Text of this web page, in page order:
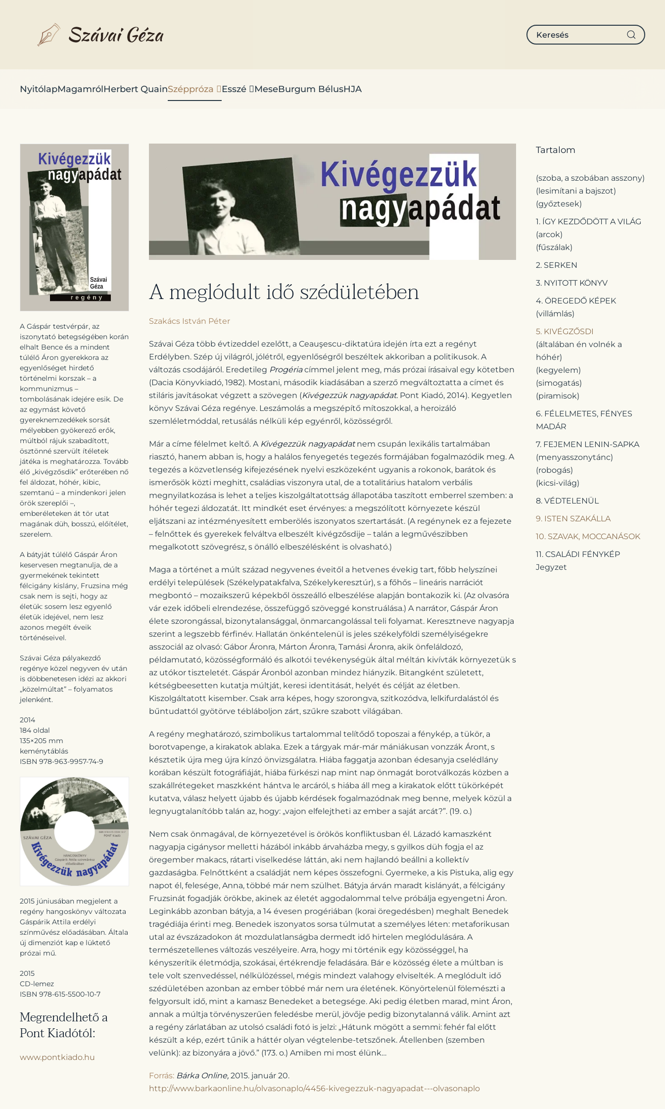
Fő tartalom átugrása
NyitólapMagamrólHerbert QuainSzéppróza Esszé MeseBurgum BélusHJA
A Gáspár testvérpár, az
iszonytató betegségében korán
elhalt Bence és a mindent
túlélő Áron gyerekkora az
egyenlőséget hirdető
történelmi korszak – a
kommunizmus –
tombolásának idejére esik. De
az egymást követő
gyereknemzedékek sorsát
mélyebben gyökerező erők,
múltból rájuk szabadított,
ösztönné szervült ítéletek
játéka is meghatározza. Tovább
élő „kivégzősdik” erőterében nő
fel áldozat, hóhér, kibic,
szemtanú – a mindenkori jelen
örök szereplői –,
emberéleteken át tör utat
magának düh, bosszú, előítélet,
szerelem.
A bátyját túlélő Gáspár Áron
keservesen megtanulja, de a
gyermekének tekintett
félcigány kislány, Fruzsina még
csak nem is sejti, hogy az
életük: sosem lesz egyenlő
életük idejével, nem lesz
azonos megélt éveik
történéseivel.
Szávai Géza pályakezdő
regénye közel negyven év után
is döbbenetesen idézi az akkori
„közelmúltat” – folyamatos
jelenként.
2014
184 oldal
135×205 mm
keménytáblás
ISBN 978-963-9957-74-9
2015 júniusában megjelent a
regény hangoskönyv változata
Gáspárik Attila erdélyi
színművész előadásában. Általa
új dimenziót kap e lüktető
prózai mű.
2015
CD-lemez
ISBN 978-615-5500-10-7
Megrendelhető a
Pont Kiadótól:
www.pontkiado.hu
A meglódult idő szédületében
Szakács István Péter
Szávai Géza több évtizeddel ezelőtt, a Ceauşescu-diktatúra idején írta ezt a regényt
Erdélyben. Szép új világról, jólétről, egyenlőségről beszéltek akkoriban a politikusok. A
változás csodájáról. Eredetileg Progériacímmel jelent meg, más prózai írásaival egy kötetben
(Dacia Könyvkiadó, 1982). Mostani, második kiadásában a szerző megváltoztatta a címet és
stiláris javításokat végzett a szövegen (Kivégezzük nagyapádat.Pont Kiadó, 2014). Kegyetlen
könyv Szávai Géza regénye. Leszámolás a megszépítő mítoszokkal, a heroizáló
szemléletmóddal, retusálás nélküli kép egyénről, közösségről.
Már a címe félelmet keltő. A Kivégezzük nagyapádatnem csupán lexikális tartalmában
riasztó, hanem abban is, hogy a halálos fenyegetés tegezés formájában fogalmazódik meg. A
tegezés a közvetlenség kifejezésének nyelvi eszközeként ugyanis a rokonok, barátok és
ismerősök közti meghitt, családias viszonyra utal, de a totalitárius hatalom verbális
megnyilatkozása is lehet a teljes kiszolgáltatottság állapotába taszított emberrel szemben: a
hóhér tegezi áldozatát. Itt mindkét eset érvényes: a megszólított környezete készül
eljátszani az intézményesített emberölés iszonyatos szertartását. (A regénynek ez a fejezete
– felnőttek és gyerekek felváltva elbeszélt kivégzősdije – talán a legművészibben
megalkotott szövegrész, s önálló elbeszélésként is olvasható.)
Maga a történet a múlt század negyvenes éveitől a hetvenes évekig tart, főbb helyszínei
erdélyi települések (Székelypatakfalva, Székelykeresztúr), s a főhős – lineáris narrációt
megbontó – mozaikszerű képekből összeálló elbeszélése alapján bontakozik ki. (Az olvasóra
vár ezek időbeli elrendezése, összefüggő szöveggé konstruálása.) A narrátor, Gáspár Áron
élete szorongással, bizonytalansággal, önmarcangolással teli folyamat. Keresztneve nagyapja
szerint a legszebb férfinév. Hallatán önkéntelenül is jeles székelyföldi személyiségekre
asszociál az olvasó: Gábor Áronra, Márton Áronra, Tamási Áronra, akik önfeláldozó,
példamutató, közösségformáló és alkotói tevékenységük által méltán kivívták környezetük s
az utókor tiszteletét. Gáspár Áronból azonban mindez hiányzik. Bitangként született,
kétségbeesetten kutatja múltját, keresi identitását, helyét és célját az életben.
Kiszolgáltatott kisember. Csak arra képes, hogy szorongva, szitkozódva, lelkifurdalástól és
bűntudattól gyötörve tébláboljon zárt, szűkre szabott világában.
A regény meghatározó, szimbolikus tartalommal telítődő toposzai a fénykép, a tükör, a
borotvapenge, a kirakatok ablaka. Ezek a tárgyak már-már mániákusan vonzzák Áront, s
késztetik újra meg újra kínzó önvizsgálatra. Hiába faggatja azonban édesanyja cselédlány
korában készült fotográfiáját, hiába fürkészi nap mint nap önmagát borotválkozás közben a
szakállrétegeket maszkként hántva le arcáról, s hiába áll meg a kirakatok előtt tükörképét
kutatva, válasz helyett újabb és újabb kérdések fogalmazódnak meg benne, melyek közül a
legnyugtalanítóbb talán az, hogy: „vajon elfelejtheti az ember a saját arcát?”. (19. o.)
Nem csak önmagával, de környezetével is örökös konfliktusban él. Lázadó kamaszként
nagyapja cigánysor melletti házából inkább árvaházba megy, s gyilkos düh fogja el az
öregember makacs, rátarti viselkedése láttán, aki nem hajlandó beállni a kollektív
gazdaságba. Felnőttként a családját nem képes összefogni. Gyermeke, a kis Pistuka, alig egy
napot él, felesége, Anna, többé már nem szülhet. Bátyja árván maradt kislányát, a félcigány
Fruzsinát fogadják örökbe, akinek az életét aggodalommal telve próbálja egyengetni Áron.
Leginkább azonban bátyja, a 14 évesen progériában (korai öregedésben) meghalt Benedek
tragédiája érinti meg. Benedek iszonyatos sorsa túlmutat a személyes léten: metaforikusan
utal az évszázadokon át mozdulatlanságba dermedt idő hirtelen meglódulására. A
természetellenes változás veszélyeire. Arra, hogy mi történik egy közösséggel, ha
kényszerítik életmódja, szokásai, értékrendje feladására. Bár e közösség élete a múltban is
tele volt szenvedéssel, nélkülözéssel, mégis mindezt valahogy elviselték. A meglódult idő
szédületében azonban az ember többé már nem ura életének. Könyörtelenül fölemészti a
felgyorsult idő, mint a kamasz Benedeket a betegsége. Aki pedig életben marad, mint Áron,
annak a múltja törvényszerűen feledésbe merül, jövője pedig bizonytalanná válik. Amint azt
a regény zárlatában az utolsó családi fotó is jelzi: „Hátunk mögött a semmi: fehér fal előtt
készült a kép, ezért tűnik a háttér olyan végtelenbe-tetszőnek. Átellenben (szemben
velünk): az bizonyára a jövő.” (173. o.) Amiben mi most élünk…
Forrás: Bárka Online,2015. január 20.
http://www.barkaonline.hu/olvasonaplo/4456-kivegezzuk-nagyapadat---olvasonaplo
Tartalom
(szoba, a szobában asszony)
(lesimítani a bajszot)
(győztesek)
1. ÍGY KEZDŐDÖTT A VILÁG
(arcok)
(fűszálak)
2. SERKEN
3. NYITOTT KÖNYV
4. ÖREGEDŐ KÉPEK
(villámlás)
5. KIVÉGZŐSDI
(általában én volnék a
hóhér)
(kegyelem)
(simogatás)
(piramisok)
6. FÉLELMETES, FÉNYES
MADÁR
7. FEJEMEN LENIN-SAPKA
(menyasszonytánc)
(robogás)
(kicsi-világ)
8. VÉDTELENÜL
9. ISTEN SZAKÁLLA
10. SZAVAK, MOCCANÁSOK
11. CSALÁDI FÉNYKÉP
Jegyzet